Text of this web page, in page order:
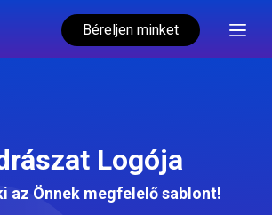
Béreljen minket
Logója
az Önnek megfelelő sablont!